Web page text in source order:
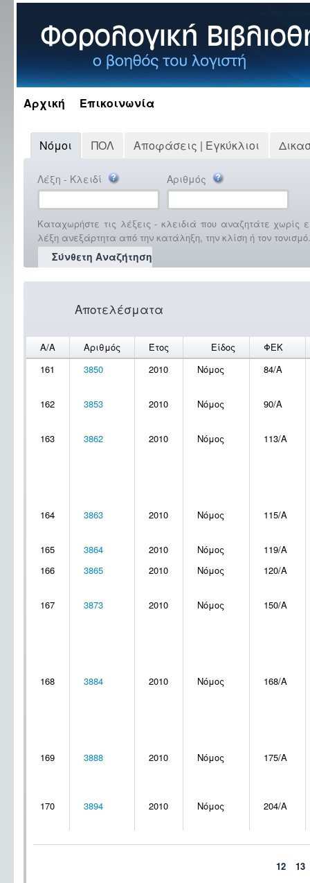
Αρχική Επικοινωνία
Νόμοι ΠΟΛ Αποφάσεις | Εγκύκλιοι
Λέξη - Κλειδί Αριθμός
Καταχωρήστε τις λέξεις - κλειδιά που αναζητάτε
λέξη ανεξάρτητα από την κατάληξη, την κλίση ή τον τονισμό.
Σύνθετη Αναζήτηση
Αποτελέσματα
Α/Α Αριθμός Έτος Είδος
ΦΕΚ
161
3850 2010 Νόμος 84/Α
162 3853 2010 Νόμος 90/Α
163 3862 2010 Νόμος 113/Α
164 3863 2010 Νόμος 115/Α
165 3864 2010 Νόμος
119/A
166
3865 2010 Νόμος 120/Α
167 3873 2010 Νόμος 150/Α
168 3884 2010 Νόμος 168/Α
169 3888 2010 Νόμος 175/Α
170 3894 2010 Νόμος 204/Α
12 13